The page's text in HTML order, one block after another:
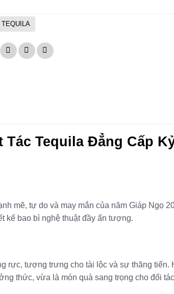
TEQUILA
Tequila Đẳng Cấp
mẽ, tự do và may mắn của năm Giáp Ngọ
kế bao bì nghệ thuật đầy ấn tượng.
rực, tượng trưng cho tài lộc và sự thăng tiến.
thức, vừa là món quà sang trọng cho đối